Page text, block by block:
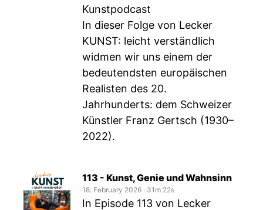
Kunstpodcast
In dieser Folge von Lecker
KUNST: leicht verständlich
widmen wir uns einem der
bedeutendsten europäischen
Realisten des 20.
Jahrhunderts: dem Schweizer
Künstler Franz Gertsch (1930–
2022).
113 - Kunst, Genie und Wahnsinn
18. February 2026 ‧ 31m 22s
In Episode 113 von Lecker